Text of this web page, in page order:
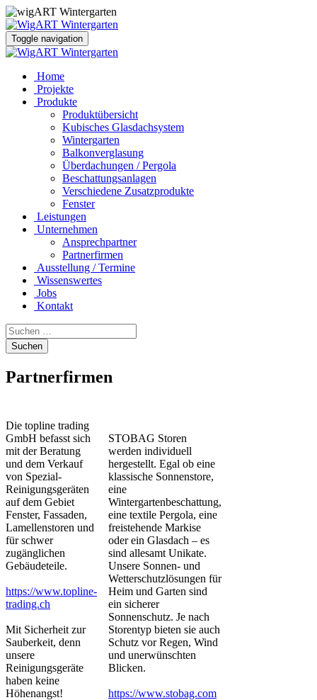
Toggle navigation
Home
Projekte
Produkte
Produktübersicht
Kubisches Glasdachsystem
Wintergarten
Balkonverglasung
Überdachungen / Pergola
Beschattungsanlagen
Verschiedene Zusatzprodukte
Fenster
Leistungen
Unternehmen
Ansprechpartner
Partnerfirmen
Ausstellung / Termine
Wissenswertes
Jobs
Kontakt
Suchen
nach:
Partnerfirmen
Die topline trading
GmbH befasst sich
mit der Beratung
und dem Verkauf
von Spezial-
Reinigungsgeräten
auf dem Gebiet
Fenster, Fassaden,
Lamellenstoren und
für schwer
zugänglichen
Gebäudeteile.
https://www.topline-
trading.ch
Mit Sicherheit zur
Sauberkeit, denn
unsere
Reinigungsgeräte
haben keine
Höhenangst!
STOBAG Storen
werden individuell
hergestellt. Egal ob eine
klassische Sonnenstore,
eine
Wintergartenbeschattung,
eine textile Pergola, eine
freistehende Markise
oder ein Glasdach – es
sind allesamt Unikate.
Unsere Sonnen- und
Wetterschutzlösungen für
Heim und Garten sind
ein sicherer
Sonnenschutz. Je nach
Storentyp bieten sie auch
Schutz vor Regen, Wind
und unerwünschten
Blicken.
https://www.stobag.com